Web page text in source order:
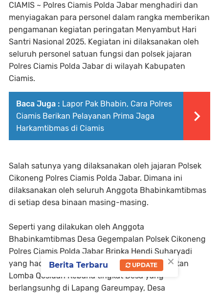
CIAMIS ~ Polres Ciamis Polda Jabar menghadiri dan
menyiagakan para personel dalam rangka memberikan
pengamanan kegiatan peringatan Menyambut Hari
Santri Nasional 2025. Kegiatan ini dilaksanakan oleh
seluruh personel satuan fungsi dan polsek jajaran
Polres Ciamis Polda Jabar di wilayah Kabupaten
Ciamis.
Baca Juga : Lapor Pak Bhabin, Cara Polres
Ciamis Berikan Pelayanan Prima Jaga
Harkamtibmas di Ciamis
Salah satunya yang dilaksanakan oleh jajaran Polsek
Cikoneng Polres Ciamis Polda Jabar. Dimana ini
dilaksanakan oleh seluruh Anggota Bhabinkamtibmas
di setiap desa binaan masing-masing.
Seperti yang dilakukan oleh Anggota
Bhabinkamtibmas Desa Gegempalan Polsek Cikoneng
Polres Ciamis Polda Jabar Bripka Hendi Suharyadi
yang hadir dan bersiaga mengamankan kegiatan
Lomba Qosidah Rebana tingkat Desa yang
berlangsunhg di Lapang Gareumpay, Desa
×
Berita Terbaru UPDATE